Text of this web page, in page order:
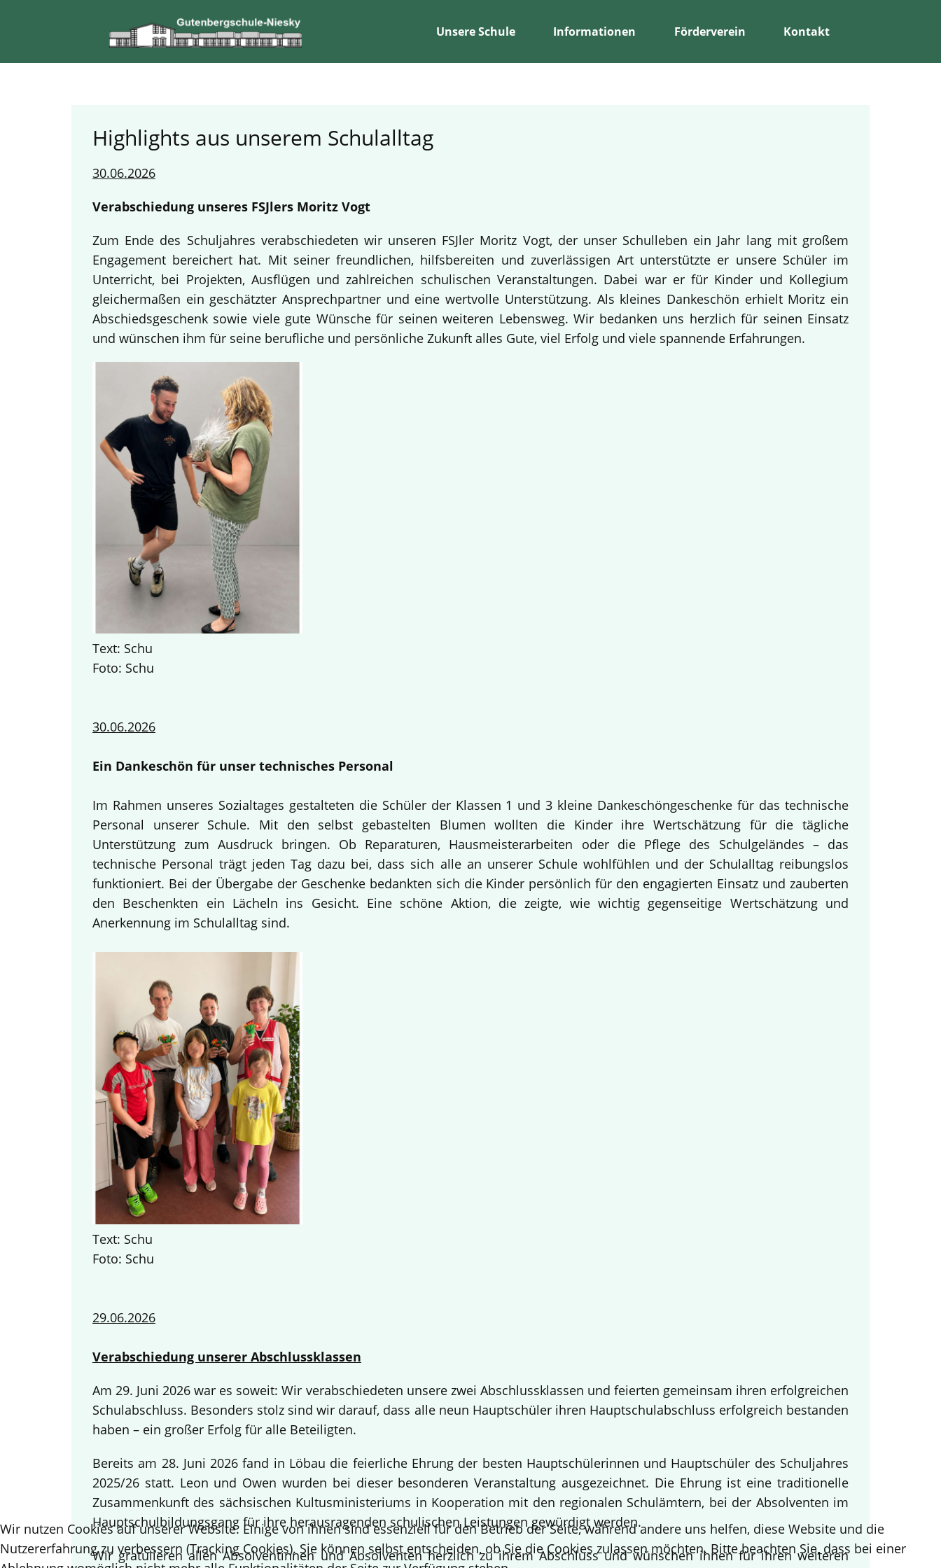
Unsere Schule Informationen Förderverein Kontakt
Highlights aus unserem Schulalltag
30.06.2026
Verabschiedung unseres FSJlers Moritz Vogt
Zum Ende des Schuljahres verabschiedeten wir unseren FSJler Moritz Vogt, der unser Schulleben ein Jahr lang mit großem
Engagement bereichert hat. Mit seiner freundlichen, hilfsbereiten und zuverlässigen Art unterstützte er unsere Schüler im
Unterricht, bei Projekten, Ausflügen und zahlreichen schulischen Veranstaltungen. Dabei war er für Kinder und Kollegium
gleichermaßen ein geschätzter Ansprechpartner und eine wertvolle Unterstützung. Als kleines Dankeschön erhielt Moritz ein
Abschiedsgeschenk sowie viele gute Wünsche für seinen weiteren Lebensweg. Wir bedanken uns herzlich für seinen Einsatz
und wünschen ihm für seine berufliche und persönliche Zukunft alles Gute, viel Erfolg und viele spannende Erfahrungen.
Text: Schu
Foto: Schu
30.06.2026
Ein Dankeschön für unser technisches Personal
Im Rahmen unseres Sozialtages gestalteten die Schüler der Klassen 1 und 3 kleine Dankeschöngeschenke für das technische
Personal unserer Schule. Mit den selbst gebastelten Blumen wollten die Kinder ihre Wertschätzung für die tägliche
Unterstützung zum Ausdruck bringen. Ob Reparaturen, Hausmeisterarbeiten oder die Pflege des Schulgeländes – das
technische Personal trägt jeden Tag dazu bei, dass sich alle an unserer Schule wohlfühlen und der Schulalltag reibungslos
funktioniert. Bei der Übergabe der Geschenke bedankten sich die Kinder persönlich für den engagierten Einsatz und zauberten
den Beschenkten ein Lächeln ins Gesicht. Eine schöne Aktion, die zeigte, wie wichtig gegenseitige Wertschätzung und
Anerkennung im Schulalltag sind.
Text: Schu
Foto: Schu
29.06.2026
Verabschiedung unserer Abschlussklassen
Am 29. Juni 2026 war es soweit: Wir verabschiedeten unsere zwei Abschlussklassen und feierten gemeinsam ihren erfolgreichen
Schulabschluss. Besonders stolz sind wir darauf, dass alle neun Hauptschüler ihren Hauptschulabschluss erfolgreich bestanden
haben – ein großer Erfolg für alle Beteiligten.
Bereits am 28. Juni 2026 fand in Löbau die feierliche Ehrung der besten Hauptschülerinnen und Hauptschüler des Schuljahres
2025/26 statt. Leon und Owen wurden bei dieser besonderen Veranstaltung ausgezeichnet. Die Ehrung ist eine traditionelle
Zusammenkunft des sächsischen Kultusministeriums in Kooperation mit den regionalen Schulämtern, bei der Absolventen im
Hauptschulbildungsgang für ihre herausragenden schulischen Leistungen gewürdigt werden.
Wir gratulieren allen Absolventinnen und Absolventen herzlich zu ihrem Abschluss und wünschen ihnen für ihren weiteren
Wir nutzen Cookies auf unserer Website. Einige von ihnen sind essenziell für den Betrieb der Seite, während andere uns helfen, diese Website und die
Nutzererfahrung zu verbessern (Tracking Cookies). Sie können selbst entscheiden, ob Sie die Cookies zulassen möchten. Bitte beachten Sie, dass bei einer